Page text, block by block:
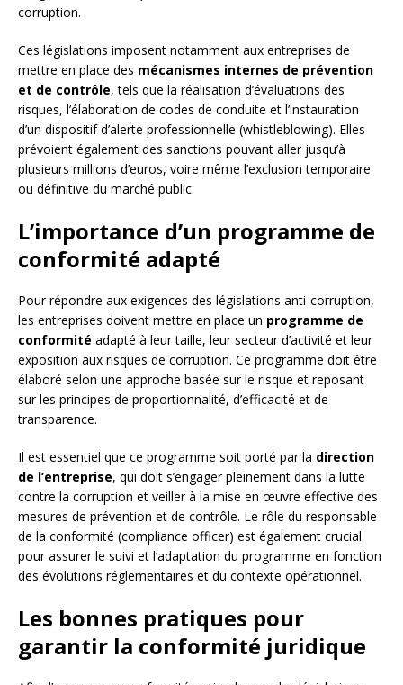
corruption.
Ces législations imposent notamment aux entreprises de
mettre en place des mécanismes internes de prévention
et de contrôle, tels que la réalisation d’évaluations des
risques, l’élaboration de codes de conduite et l’instauration
d’un dispositif d’alerte professionnelle (whistleblowing). Elles
prévoient également des sanctions pouvant aller jusqu’à
plusieurs millions d’euros, voire même l’exclusion temporaire
ou définitive du marché public.
L’importance d’un programme de
conformité adapté
Pour répondre aux exigences des législations anti-corruption,
les entreprises doivent mettre en place un programme de
conformité adapté à leur taille, leur secteur d’activité et leur
exposition aux risques de corruption. Ce programme doit être
élaboré selon une approche basée sur le risque et reposant
sur les principes de proportionnalité, d’efficacité et de
transparence.
Il est essentiel que ce programme soit porté par la direction
de l’entreprise, qui doit s’engager pleinement dans la lutte
contre la corruption et veiller à la mise en œuvre effective des
mesures de prévention et de contrôle. Le rôle du responsable
de la conformité (compliance officer) est également crucial
pour assurer le suivi et l’adaptation du programme en fonction
des évolutions réglementaires et du contexte opérationnel.
Les bonnes pratiques pour
garantir la conformité juridique